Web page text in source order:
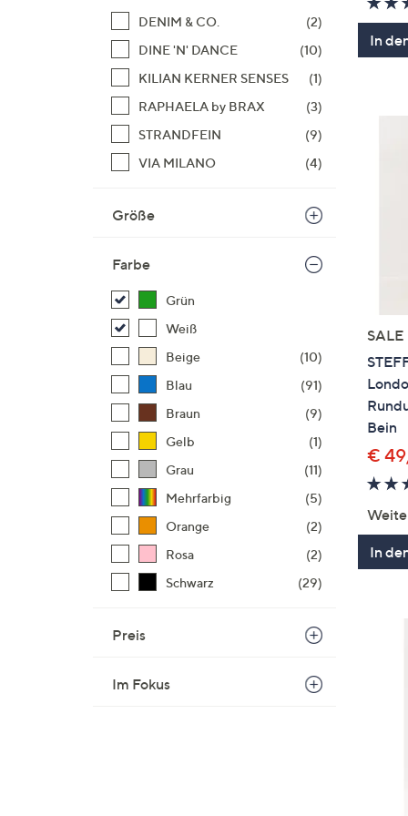
DENIM & CO.
(2)
DINE 'N' DANCE
(10)
KILIAN KERNER SENSES
(1)
RAPHAELA by BRAX
(3)
STRANDFEIN
(9)
VIA MILANO
(4)
Größe
Farbe
Grün
Weiß
Beige
(10)
Blau
(91)
Braun
(9)
Gelb
(1)
Grau
(11)
Mehrfarbig
(5)
Orange
(2)
Rosa
(2)
Schwarz
(29)
Preis
Im Fokus
In
SALE
Bein
€
In